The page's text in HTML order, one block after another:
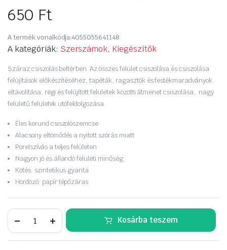
650 Ft
A termék vonalkódja:4055055641148
A kategóriák: Szerszámok, Kiegészítők
Száraz csiszolás beltérben. Az összes felület csiszolása és csiszolása
felújítások előkészítéséhez, tapéták, ragasztók és festékmaradványok
eltávolítása, régi és felújított felületek közötti átmenet csiszolása, nagy
felületű felületek utófeldolgozása.
Éles korund csiszolószemcse
Alacsony eltömődés a nyitott szórás miatt
Porelszívás a teljes felületen
Nagyon jó és állandó felületi minőség
Kötés: szintetikus gyanta
Hordozó: papír tépőzáras
Uniline
csiszolólap
Kosárba teszem